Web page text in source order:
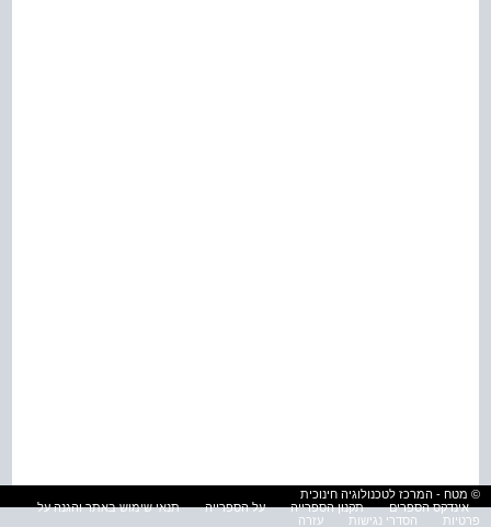
© מטח - המרכז לטכנולוגיה חינוכית
אינדקס הספרים
תקנון הספרייה על הספרייה
תנאי שימוש באתר והגנה על
פרטיות
הסדרי נגישות עזרה